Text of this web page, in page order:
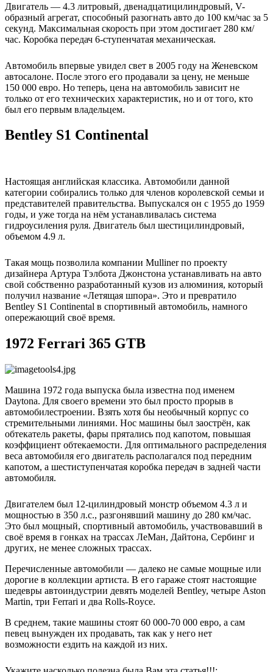
Двигатель — 4.3 литровый, двенадцатицилиндровый, V-
образный агрегат, способный разогнать авто до 100 км/час за 5
секунд. Максимальная скорость при этом достигает 280 км/
час. Коробка передач 6-ступенчатая механическая.
Автомобиль впервые увидел свет в 2005 году на Женевском
автосалоне. После этого его продавали за цену, не меньше
150 000 евро. Но теперь, цена на автомобиль зависит не
только от его технических характеристик, но и от того, кто
был его первым владельцем.
Bentley S1 Continental
Настоящая английская классика. Автомобили данной
категории собирались только для членов королевской семьи и
представителей правительства. Выпускался он с 1955 до 1959
годы, и уже тогда на нём устанавливалась система
гидроусиления руля. Двигатель был шестицилиндровый,
объемом 4.9 л.
Такая мощь позволила компании Mulliner по проекту
дизайнера Артура Тэлбота Джонстона устанавливать на авто
свой собственно разработанный кузов из алюминия, который
получил название «Летящая шпора». Это и превратило
Bentley S1 Continental в спортивный автомобиль, намного
опережающий своё время.
1972 Ferrari 365 GTB
Машина 1972 года выпуска была известна под именем
Daytona. Для своего времени это был просто прорыв в
автомобилестроении. Взять хотя бы необычный корпус со
стремительными линиями. Нос машины был заострён, как
обтекатель ракеты, фары прятались под капотом, повышая
коэффициент обтекаемости. Для оптимального распределения
веса автомобиля его двигатель располагался под передним
капотом, а шестиступенчатая коробка передач в задней части
автомобиля.
Двигателем был 12-цилиндровый монстр объемом 4.3 л и
мощностью в 350 л.с., разгонявший машину до 280 км/час.
Это был мощный, спортивный автомобиль, участвовавший в
своё время в гонках на трассах ЛеМан, Дайтона, Сербинг и
других, не менее сложных трассах.
Перечисленные автомобили — далеко не самые мощные или
дорогие в коллекции артиста. В его гараже стоят настоящие
шедевры автоиндустрии девять моделей Bentley, четыре Aston
Martin, три Ferrari и два Rolls-Royce.
В среднем, такие машины стоят 60 000-70 000 евро, а сам
певец вынужден их продавать, так как у него нет
возможности ездить на каждой из них.